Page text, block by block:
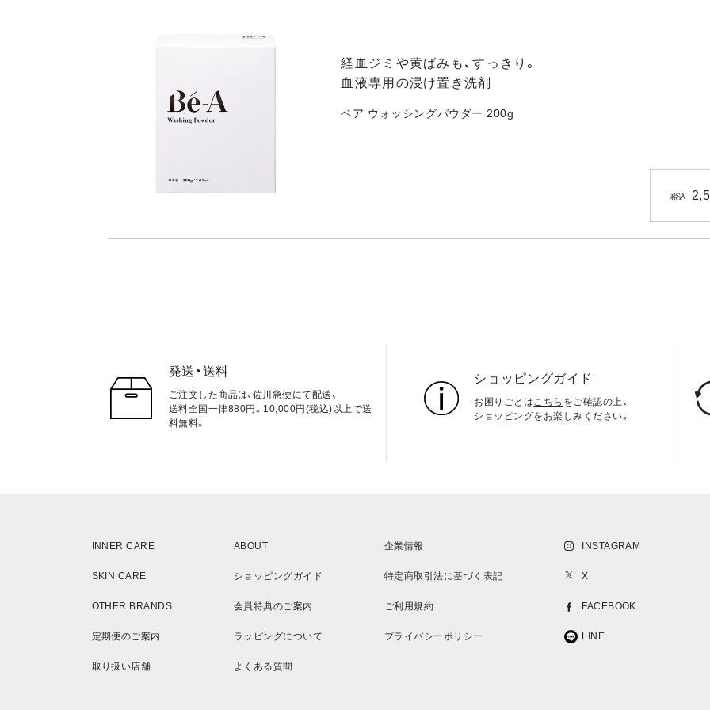
経血ジミや黄ばみも、すっきり。
血液専用の浸け置き洗剤
ベア ウォッシングパウダー 200g
税込
発送・送料
ご注文した商品は、佐川急便にて配送、
送料全国一律880円。10,000円(税込)以上で送
料無料。
ショッピングガイド
お困りごとはこちら をご確認の上、
ショッピングをお楽しみください。
INNER CARE
SKIN CARE
OTHER BRANDS
定期便のご案内
取り扱い店舗
ABOUT
ショッピングガイド
会員特典のご案内
ラッピングについて
よくある質問
企業情報
特定商取引法に基づく表記
ご利用規約
プライバシーポリシー
INSTAGRAM
X
FACEBOOK
LINE